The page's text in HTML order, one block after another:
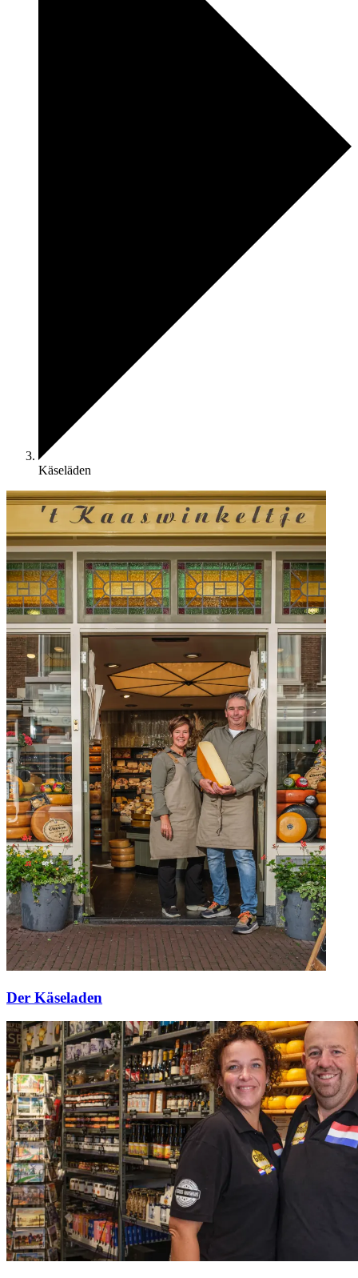
Käseläden
Der Käseladen